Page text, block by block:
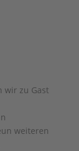
wir zu Gast
weiteren